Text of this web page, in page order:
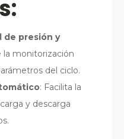
de presión y
la monitorización
del ciclo.
: Facilita la
y descarga